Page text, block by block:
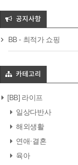
공지사항
BB - 최적가 쇼핑
카테고리
[BB] 라이프
일상다반사
해외생활
연애·결혼
육아